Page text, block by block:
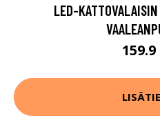
LED-
159.9